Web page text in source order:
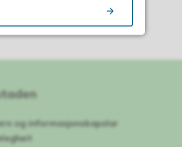
og informasjonskapslar